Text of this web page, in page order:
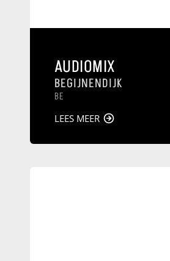
AUDIOMIX
BEGIJNENDIJK
BE
LEES MEER